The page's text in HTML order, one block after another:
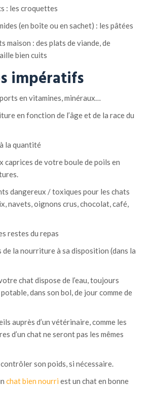
: les croquettes
(en boîte ou en sachet) : les pâtées
maison : des plats de viande, de
bien cuits
impératifs
en vitamines, minéraux…
en fonction de l’âge et de la race du
la quantité
caprices de votre boule de poils en
dangereux / toxiques pour les chats
navets, oignons crus, chocolat, café,
restes du repas
la nourriture à sa disposition (dans la
chat dispose de l’eau, toujours
dans son bol, de jour comme de
auprès d’un vétérinaire, comme les
d’un chat ne seront pas les mêmes
son poids, si nécessaire.
chat bien nourri est un chat en bonne